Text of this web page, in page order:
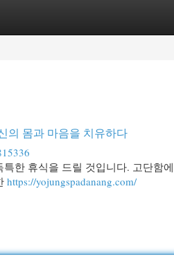
의 몸과 마음을 치유하다
한 휴식을 드릴 것입니다. 고단함
https://yojungspadanang.com/